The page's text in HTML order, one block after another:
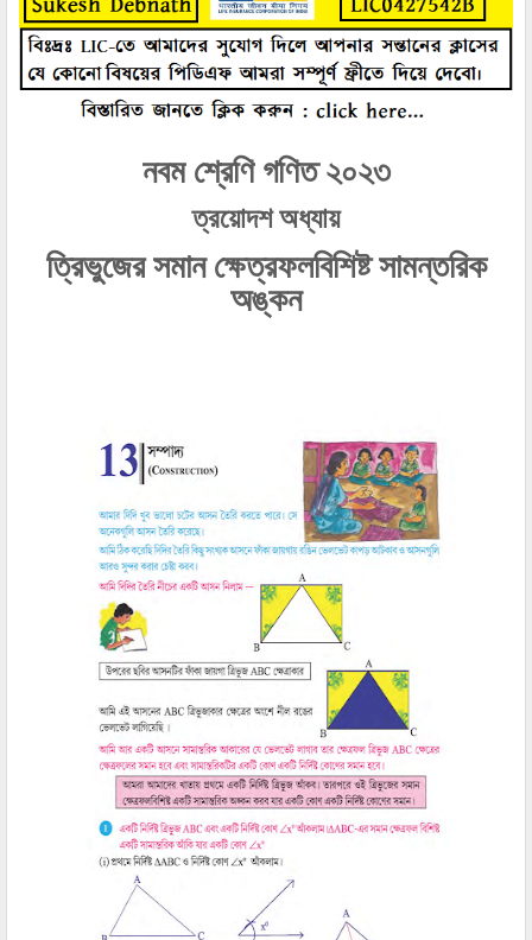
নবম শ্রেণি গণিত ২০২৩
ত্রয়োদশ অধ্যায়
ত্রিভুজের সমান ক্ষেত্রফলবিশিষ্ট সামন্তরিক
অঙ্কন